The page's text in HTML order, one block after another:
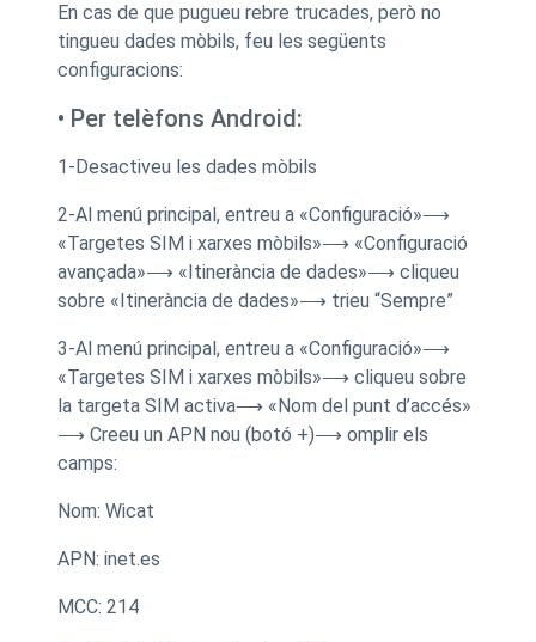
En cas de que pugueu rebre trucades, però no
tingueu dades mòbils, feu les següents
configuracions:
• Per telèfons Android:
1-Desactiveu les dades mòbils
2-Al menú principal, entreu a «Configuració»⟶
«Targetes SIM i xarxes mòbils»⟶ «Configuració
avançada»⟶ «Itinerància de dades»⟶ cliqueu
sobre «Itinerància de dades»⟶ trieu “Sempre”
3-Al menú principal, entreu a «Configuració»⟶
«Targetes SIM i xarxes mòbils»⟶ cliqueu sobre
la targeta SIM activa⟶ «Nom del punt d’accés»
⟶ Creeu un APN nou (botó +)⟶ omplir els
camps:
Nom: Wicat
APN: inet.es
MCC: 214